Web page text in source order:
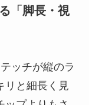
「脚長・視
ッチが縦のラ
リと細長く見